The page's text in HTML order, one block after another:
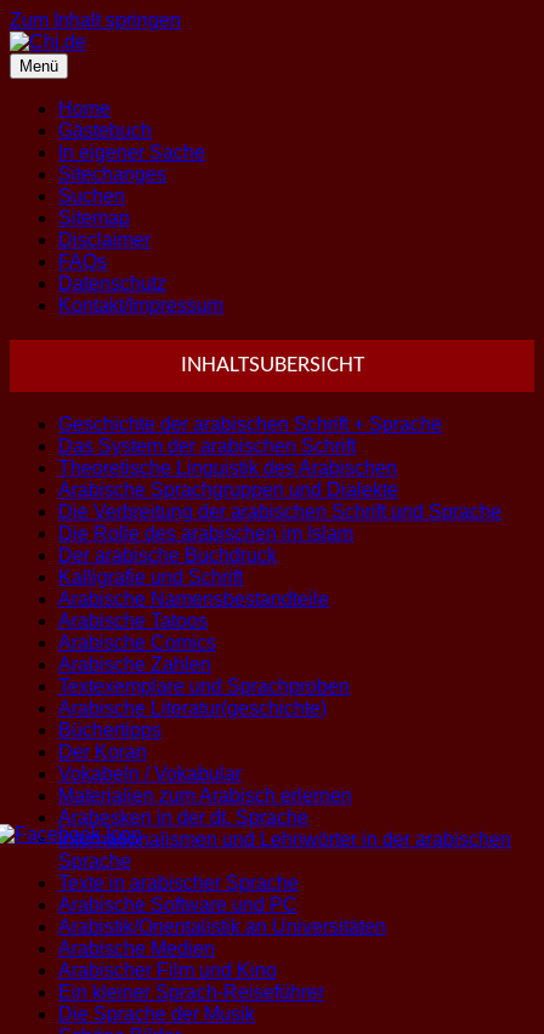
Zum Inhalt springen
Menü
Home
Gästebuch
In eigener Sache
Sitechanges
Suchen
Sitemap
Disclaimer
FAQs
Datenschutz
Kontakt/Impressum
INHALTSUBERSICHT
Geschichte der arabischen Schrift + Sprache
Das System der arabischen Schrift
Theoretische Linguistik des Arabischen
Arabische Sprachgruppen und Dialekte
Die Verbreitung der arabischen Schrift und Sprache
Die Rolle des arabischen im Islam
Der arabische Buchdruck
Kalligrafie und Schrift
Arabische Namensbestandteile
Arabische Tatoos
Arabische Comics
Arabische Zahlen
Textexemplare und Sprachproben
Arabische Literatur(geschichte)
Büchertipps
Der Koran
Vokabeln / Vokabular
Materialien zum Arabisch erlernen
Arabesken in der dt. Sprache
Internationalismen und Lehnwörter in der arabischen
Sprache
Texte in arabischer Sprache
Arabische Software und PC
Arabistik/Orientalistik an Universitäten
Arabische Medien
Arabischer Film und Kino
Ein kleiner Sprach-Reiseführer
Die Sprache der Musik